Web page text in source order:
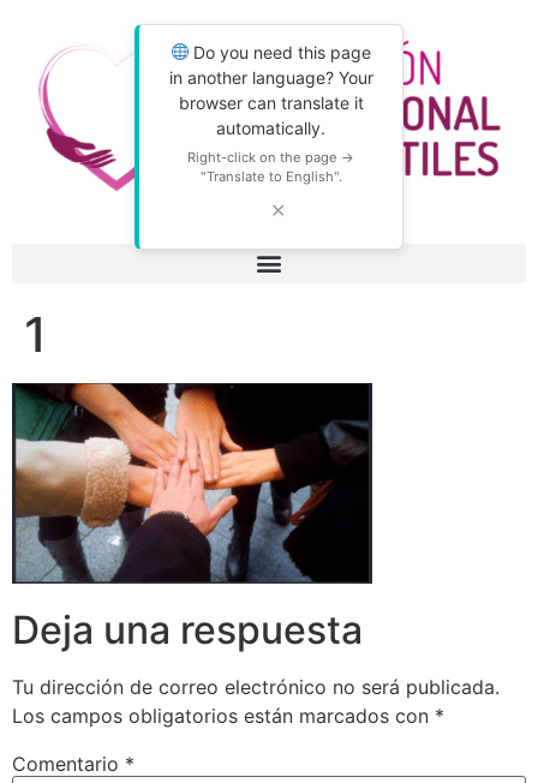
Do you need this page
in another language? Your
browser can translate it
automatically.
Right-click on the page →
"Translate to English".
✕
1
Deja una respuesta
Tu dirección de correo electrónico no será publicada.
Los campos obligatorios están marcados con *
Comentario *